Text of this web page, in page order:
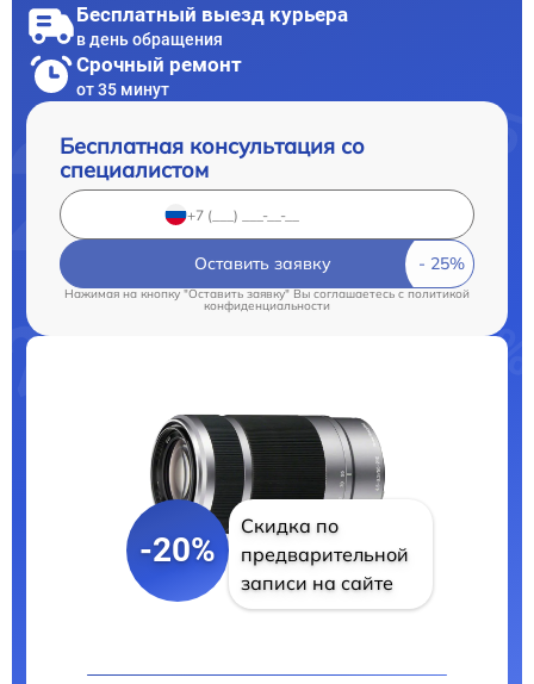
Бесплатный выезд курьера
в день обращения
Срочный ремонт
от 35 минут
Бесплатная консультация со
специалистом
Оставить заявку
Нажимая на кнопку "Оставить заявку" Вы соглашаетесь cполитикой
конфиденциальности
-20%
Скидка по
предварительной
записи на сайте